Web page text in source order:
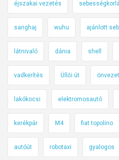
éjszakai vezetés
sanghaj wuhu ajánlott
látnivaló dánia shell
vadkerítés Üllői út
lakókocsi elektromosautó
kerékpár M4 fiat topolino
autóút robotaxi gyalogos